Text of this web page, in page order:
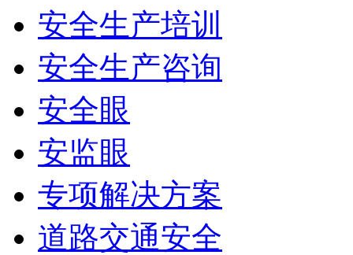
安全生产培训
安全生产咨询
安全眼
安监眼
专项解决方案
道路交通安全